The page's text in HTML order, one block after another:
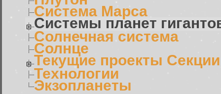
Система Марса
Системы планет
Солнечная система
Солнце
Текущие проекты Секции
Технологии
Экзопланеты